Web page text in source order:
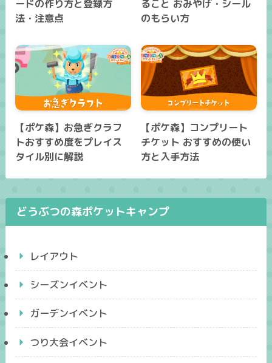
ードの作り方と登録方
法・注意点
ること おみやげ・シール
のもらい方
【ポケ森】お急ぎクラフ
トおすすめ度をプレイス
タイル別に解説
【ポケ森】コンプリート
チケット おすすめの使い
方と入手方法
どうぶつの森ポケットキャンプ
レイアウト
シーズンイベント
ガーデンイベント
つり大会イベント